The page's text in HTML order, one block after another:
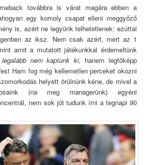
továbbra is várat magára ebben a
egy komoly csapat elleni meggyőző
is, azért ne legyünk telhetetlenek: ezúttal
az iksz. Nem csak azért, mert az 1
amit a mutatott játékunkkal érdemeltünk
nem kaptunk ki, hanem legfőképp
Ham fog még kellemetlen perceket okozni
helyett örülnünk kéne, de mivel a
(na meg managerünk) egyéni
nem sok jót tudunk írni a tegnapi 90